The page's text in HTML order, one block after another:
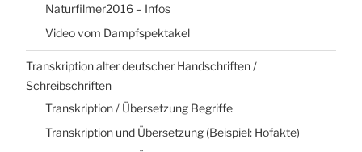
Naturfilmer2016 – Infos
Video vom Dampfspektakel
Transkription alter deutscher Handschriften /
Schreibschriften
Transkription / Übersetzung Begriffe
Transkription und Übersetzung (Beispiel: Hofakte)